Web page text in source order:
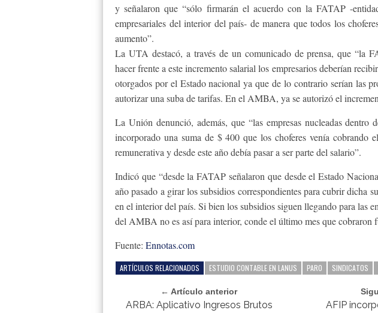
y señalaron que “sólo firmarán el acuerdo con la FATAP -
empresariales del interior del país- de manera que todos los
aumento”.
La UTA destacó, a través de un comunicado de prensa, que “la
hacer frente a este incremento salarial los empresarios deberían
otorgados por el Estado nacional ya que de lo contrario serían las
autorizar una suba de tarifas. En el AMBA, ya se autorizó el
La Unión denunció, además, que “las empresas nucleadas
incorporado una suma de $ 400 que los choferes venía cobrando
remunerativa y desde este año debía pasar a ser parte del salario”.
Indicó que “desde la FATAP señalaron que desde el Estado
año pasado a girar los subsidios correspondientes para cubrir dicha
en el interior del país. Si bien los subsidios siguen llegando para las
del AMBA no es así para interior, conde el último mes que cobraron
Fuente: Ennotas.com
ARTÍCULOS RELACIONADOS ESTUDIO CONTABLE EN LANUS PARO SINDICATOS
← Artículo anterior
ARBA: Aplicativo Ingresos Brutos
AFIP